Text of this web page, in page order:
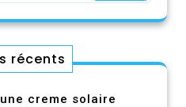
récents
creme solaire